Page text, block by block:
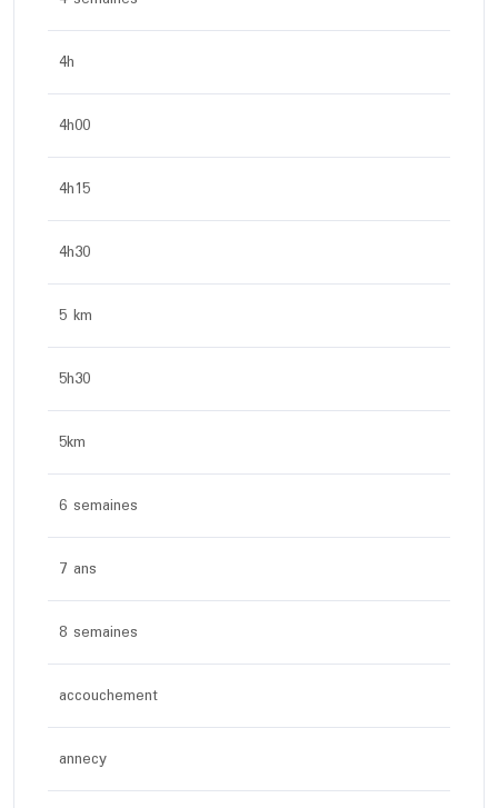
4h
4h00
4h15
4h30
5 km
5h30
5km
6 semaines
7 ans
8 semaines
accouchement
annecy